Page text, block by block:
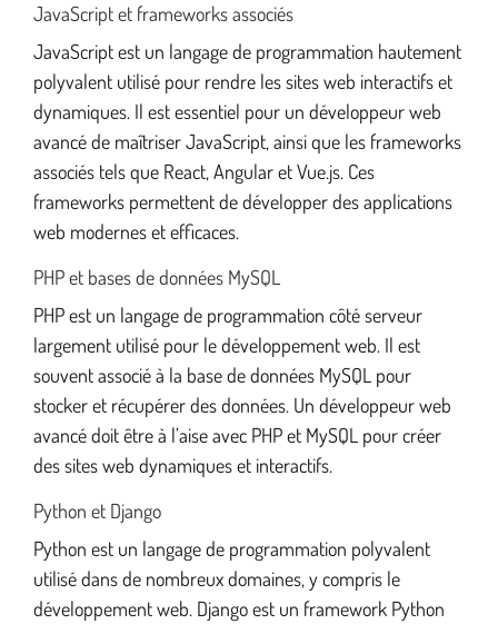
JavaScript et frameworks associés
JavaScript est un langage de programmation hautement
polyvalent utilisé pour rendre les sites web interactifs et
dynamiques. Il est essentiel pour un développeur web
avancé de maîtriser JavaScript, ainsi que les frameworks
associés tels que React, Angular et Vue.js. Ces
frameworks permettent de développer des applications
web modernes et efficaces.
PHP et bases de données MySQL
PHP est un langage de programmation côté serveur
largement utilisé pour le développement web. Il est
souvent associé à la base de données MySQL pour
stocker et récupérer des données. Un développeur web
avancé doit être à l’aise avec PHP et MySQL pour créer
des sites web dynamiques et interactifs.
Python et Django
Python est un langage de programmation polyvalent
utilisé dans de nombreux domaines, y compris le
développement web. Django est un framework Python